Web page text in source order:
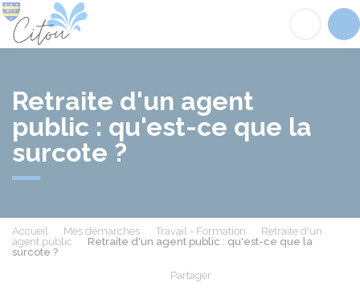
Retraite d'un agent
public : qu'est-ce que la
surcote ?
Accueil Mes démarches Travail - Formation
Retraite d'un
agent public
Retraite d'un agent public : qu'est-ce que la
surcote ?
Partager